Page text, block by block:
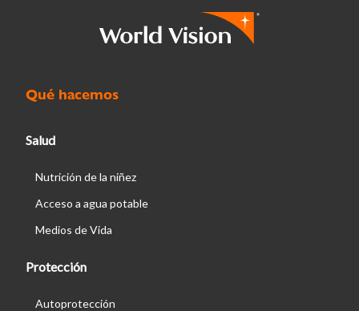
Qué hacemos
Salud
Nutrición de la niñez
Acceso a agua potable
Medios de Vida
Protección
Autoprotección